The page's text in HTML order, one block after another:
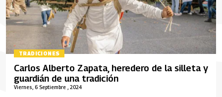
TRADICIONES
Viernes, 6 Septiembre , 2024
Carlos Alberto Zapata, heredero de la silleta y
guardián de una tradición